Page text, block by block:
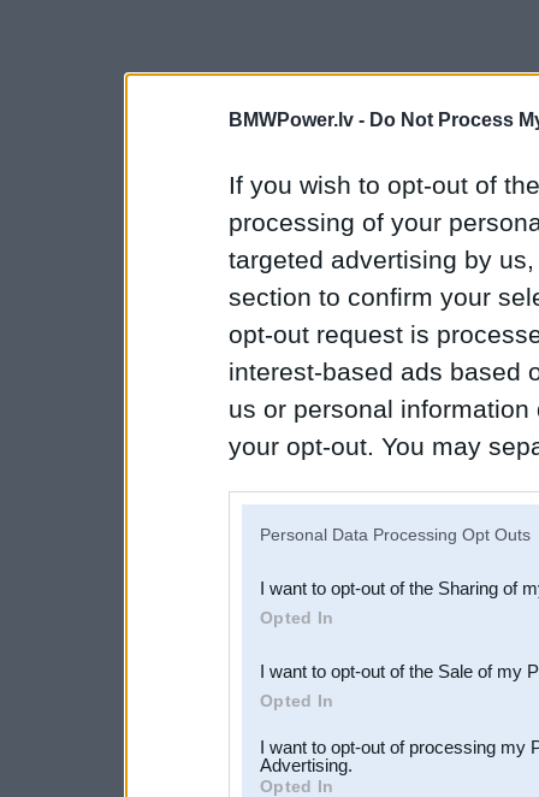
BMWPower.lv - Do Not Process
If you wish to opt-out of
processing of your
targeted advertising by
section to confirm your
opt-out request is
interest-based ads based
us or personal
your opt-out. You may
Downstream Participants
third parties.
Personal Data Processing Opt Outs
I want to opt-out of the Sharing of
Opted In
I want to opt-out of the Sale of my
Opted In
I want to opt-out of processing my
Advertising.
Opted In